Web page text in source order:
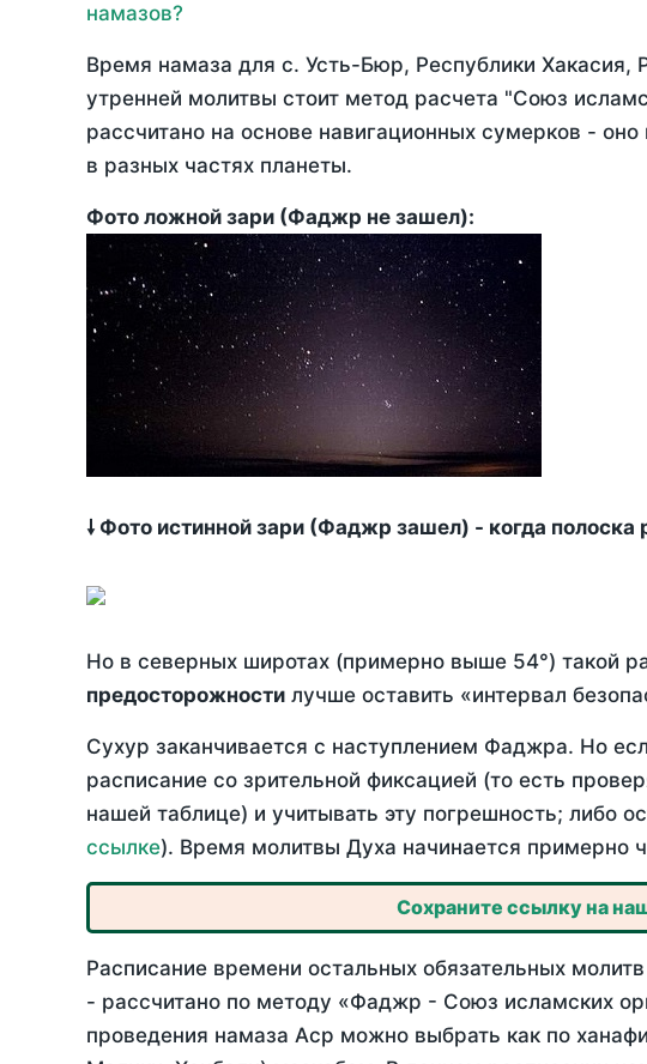
намазов?
Время намаза для с. Усть-Бюр, Республики Хакасия,
утренней молитвы стоит метод расчета "Союз
рассчитано на основе навигационных сумерков -
в разных частях планеты.
Фото ложной зари (Фаджр не зашел):
🠗 Фото истинной зари (Фаджр зашел) - когда полоска
Но в северных широтах (примерно выше 54°) такой
предосторожности лучше оставить «интервал
Сухур заканчивается с наступлением Фаджра. Но
расписание со зрительной фиксацией (то есть
нашей таблице) и учитывать эту погрешность; либо
ссылке). Время молитвы Духа начинается примерно
Сохраните ссылку на
Расписание времени остальных обязательных
- рассчитано по методу «Фаджр - Союз исламских
проведения намаза Аср можно выбрать как по